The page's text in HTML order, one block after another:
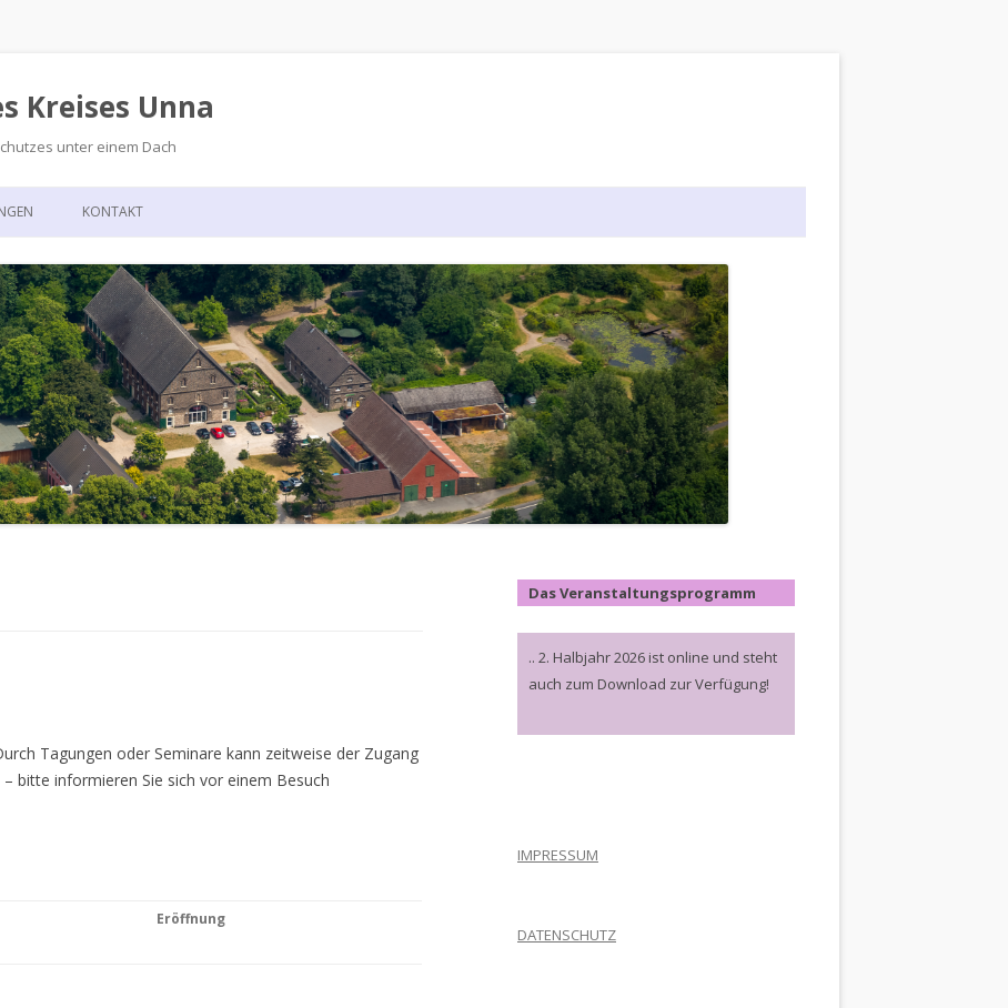
Kreises Unna
unter einem Dach
Zum
KONTAKT
Tagungen oder Seminare kann zeitweise der Zugang
bitte informieren Sie sich vor einem Besuch
Eröffnung
Das Veranstaltungsprogramm
.. 2. Halbjahr 2026 ist online und steht
auch zum Download zur Verfügung!
IMPRESSUM
DATENSCHUTZ